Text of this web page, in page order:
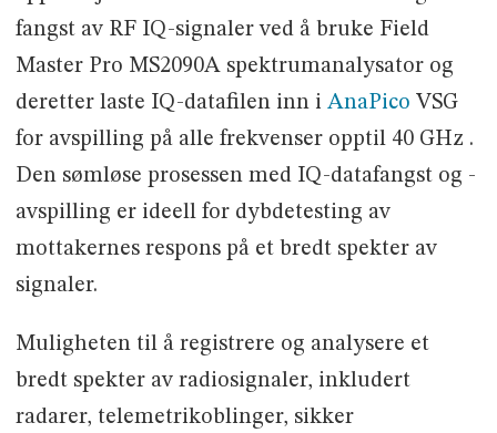
fangst av RF IQ-signaler ved å bruke Field
Master Pro MS2090A spektrumanalysator og
deretter laste IQ-datafilen inn i AnaPico VSG
for avspilling på alle frekvenser opptil 40 GHz .
Den sømløse prosessen med IQ-datafangst og -
avspilling er ideell for dybdetesting av
mottakernes respons på et bredt spekter av
signaler.
Muligheten til å registrere og analysere et
bredt spekter av radiosignaler, inkludert
radarer, telemetrikoblinger, sikker